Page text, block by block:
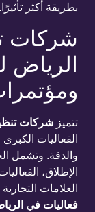
بطريقة أكثر تأثيرًا.
شركات
الرياض
تتميز شركات
الفعاليات
والدقة. وتشمل
العلامات
فعاليات في